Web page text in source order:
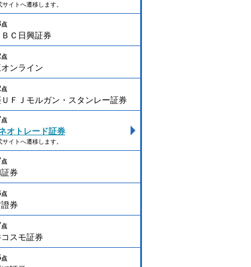
イトへ遷移します。
点
ＢＣ日興証券
点
ンライン
点
ＦＪモルガン・スタンレー証券
点
オトレード証券
イトへ遷移します。
点
券
点
券
点
スモ証券
点